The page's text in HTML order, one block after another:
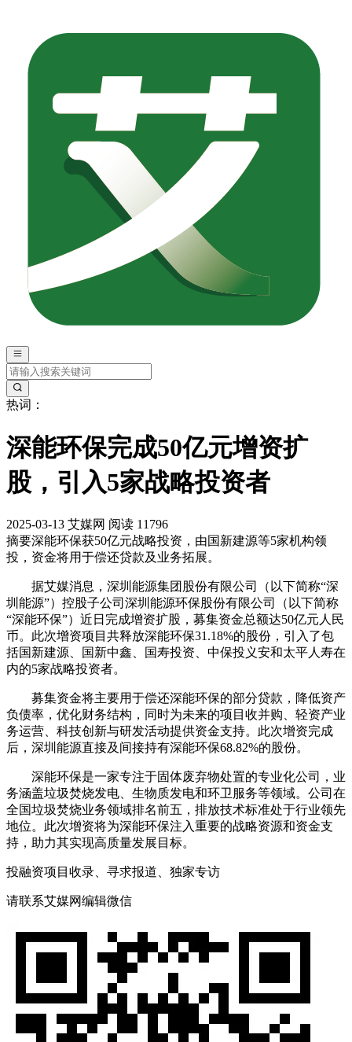
热词：
深能环保完成50亿元增资扩
股，引入5家战略投资者
2025-03-13 艾媒网 阅读 11796
摘要深能环保获50亿元战略投资，由国新建源等5家机构领
投，资金将用于偿还贷款及业务拓展。
据艾媒消息，深圳能源集团股份有限公司（以下简称“深
圳能源”）控股子公司深圳能源环保股份有限公司（以下简称
“深能环保”）近日完成增资扩股，募集资金总额达50亿元人民
币。此次增资项目共释放深能环保31.18%的股份，引入了包
括国新建源、国新中鑫、国寿投资、中保投义安和太平人寿在
内的5家战略投资者。
募集资金将主要用于偿还深能环保的部分贷款，降低资产
负债率，优化财务结构，同时为未来的项目收并购、轻资产业
务运营、科技创新与研发活动提供资金支持。此次增资完成
后，深圳能源直接及间接持有深能环保68.82%的股份。
深能环保是一家专注于固体废弃物处置的专业化公司，业
务涵盖垃圾焚烧发电、生物质发电和环卫服务等领域。公司在
全国垃圾焚烧业务领域排名前五，排放技术标准处于行业领先
地位。此次增资将为深能环保注入重要的战略资源和资金支
持，助力其实现高质量发展目标。
投融资项目收录、寻求报道、独家专访
请联系艾媒网编辑微信